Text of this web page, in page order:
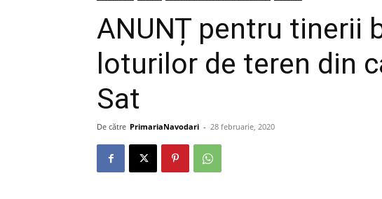
ANUNȚ pentru tinerii
loturilor de teren din
Sat
De către PrimariaNavodari - 28 februarie, 2020